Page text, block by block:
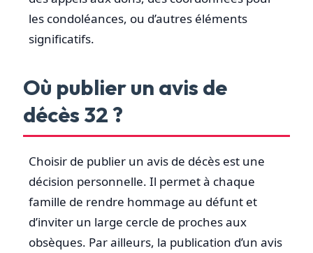
les condoléances, ou d’autres éléments
significatifs.
Où publier un avis de
décès 32 ?
Choisir de publier un avis de décès est une
décision personnelle. Il permet à chaque
famille de rendre hommage au défunt et
d’inviter un large cercle de proches aux
obsèques. Par ailleurs, la publication d’un avis